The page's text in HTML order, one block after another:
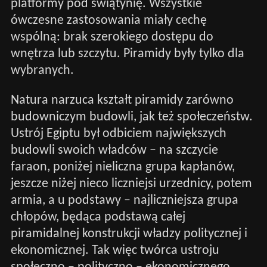
platformy pod świątynię. Wszystkie
ówczesne zastosowania miały cechę
wspólną: brak szerokiego dostępu do
wnętrza lub szczytu. Piramidy były tylko dla
wybranych.
Natura narzuca kształt piramidy zarówno
budowniczym budowli, jak też społeczeństw.
Ustrój Egiptu był odbiciem największych
budowli swoich władców – na szczycie
faraon, poniżej nieliczna grupa kapłanów,
jeszcze niżej nieco liczniejsi urzednicy, potem
armia, a u podstawy – najliczniejsza grupa
chłopów, będąca podstawą całej
piramidalnej konstrukcji władzy politycznej i
ekonomicznej. Tak więc twórca ustroju